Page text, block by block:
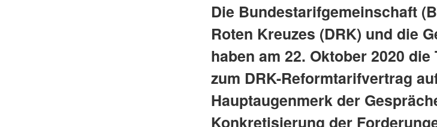
Die Bundestarifgemeinschaft
Roten Kreuzes (DRK) und die
haben am 22. Oktober 2020
zum DRK-Reformtarifvertrag
Hauptaugenmerk der
Konkretisierung der